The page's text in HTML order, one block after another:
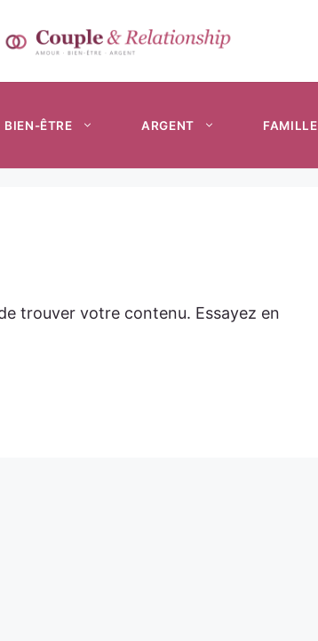
BIEN-ÊTRE ARGENT FAMILLE
trouver votre contenu. Essayez en